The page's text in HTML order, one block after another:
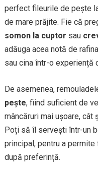
perfect fileurile de pește
de mare prăjite. Fie că
somon la cuptor sau
adăuga acea notă de
sau cina într-o experiență
De asemenea,
pește, fiind suficient de
mâncăruri mai ușoare, cât
Poți să îl servești într-un
principal, pentru a
după preferință.